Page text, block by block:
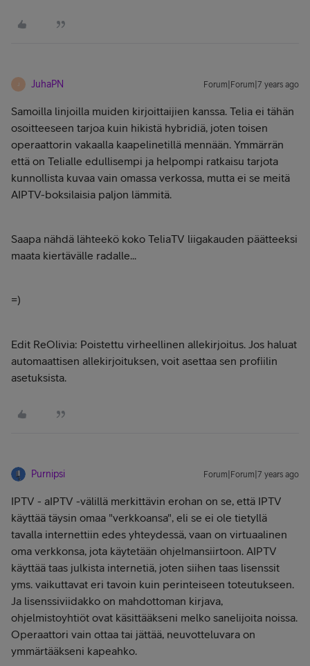
J JuhaPN Forum|Forum|7 years ago
Samoilla linjoilla muiden kirjoittaijien kanssa. Telia ei tähän
osoitteeseen tarjoa kuin hikistä hybridiä, joten toisen
operaattorin vakaalla kaapelinetillä mennään. Ymmärrän
että on Telialle edullisempi ja helpompi ratkaisu tarjota
kunnollista kuvaa vain omassa verkossa, mutta ei se meitä
AIPTV-boksilaisia paljon lämmitä.
Saapa nähdä lähteekö koko TeliaTV liigakauden päätteeksi
maata kiertävälle radalle...
=)
Edit ReOlivia: Poistettu virheellinen allekirjoitus. Jos haluat
automaattisen allekirjoituksen, voit asettaa sen profiilin
asetuksista.
Purnipsi Forum|Forum|7 years ago
IPTV - aIPTV -välillä merkittävin erohan on se, että IPTV
käyttää täysin omaa "verkkoansa", eli se ei ole tietyllä
tavalla internettiin edes yhteydessä, vaan on virtuaalinen
oma verkkonsa, jota käytetään ohjelmansiirtoon. AIPTV
käyttää taas julkista internetiä, joten siihen taas lisenssit
yms. vaikuttavat eri tavoin kuin perinteiseen toteutukseen.
Ja lisenssiviidakko on mahdottoman kirjava,
ohjelmistoyhtiöt ovat käsittääkseni melko sanelijoita noissa.
Operaattori vain ottaa tai jättää, neuvotteluvara on
ymmärtääkseni kapeahko.